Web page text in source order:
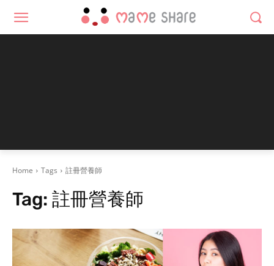
Home Tags 註冊營養師
Tag: 註冊營養師